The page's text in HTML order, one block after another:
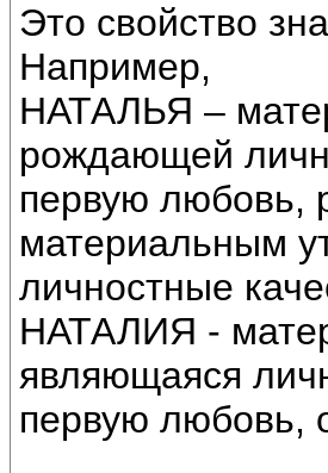
Это свойство
Например,
НАТАЛЬЯ –
рождающей
первую любовь,
материальным
личностные
НАТАЛИЯ -
являющаяся
первую любовь,